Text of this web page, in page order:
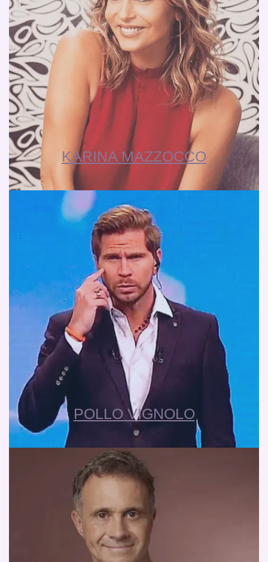
KARINA MAZZOCCO
POLLO VIGNOLO